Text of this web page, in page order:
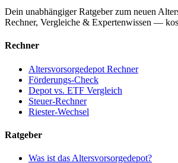
Dein unabhängiger Ratgeber zum neuen
Rechner, Vergleiche & Expertenwissen —
Rechner
Altersvorsorgedepot Rechner
Förderungs-Check
Depot vs. ETF Vergleich
Steuer-Rechner
Riester-Wechsel
Ratgeber
Was ist das Altersvorsorgedepot?